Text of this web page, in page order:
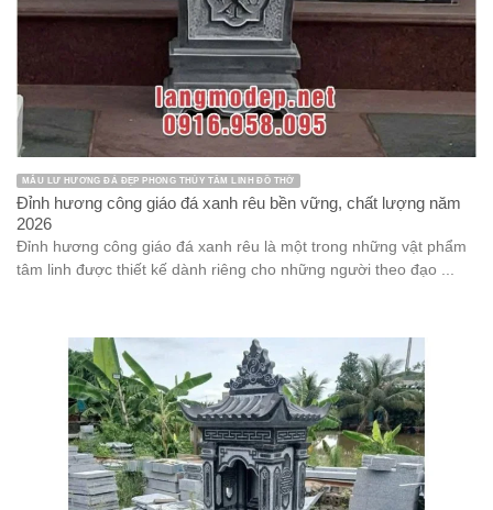
MẪU LƯ HƯƠNG ĐÁ ĐẸP PHONG THỦY TÂM LINH ĐỒ THỜ
Đỉnh hương công giáo đá xanh rêu bền vững, chất lượng năm
2026
Đỉnh hương công giáo đá xanh rêu là một trong những vật phẩm
tâm linh được thiết kế dành riêng cho những người theo đạo ...